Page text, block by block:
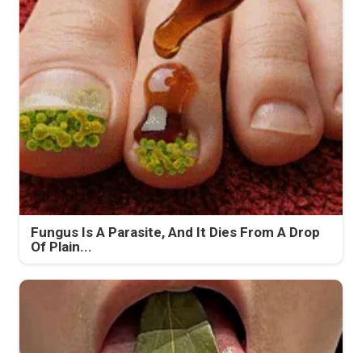
Fungus Is A Parasite, And It Dies From A Drop
Of Plain...